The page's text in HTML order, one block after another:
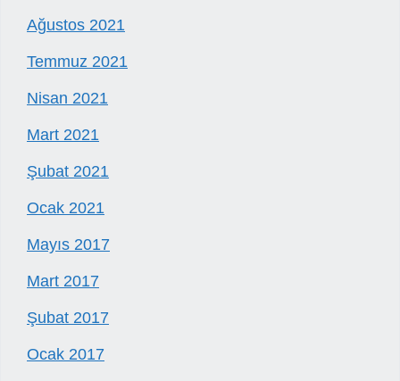
Ağustos 2021
Temmuz 2021
Nisan 2021
Mart 2021
Şubat 2021
Ocak 2021
Mayıs 2017
Mart 2017
Şubat 2017
Ocak 2017